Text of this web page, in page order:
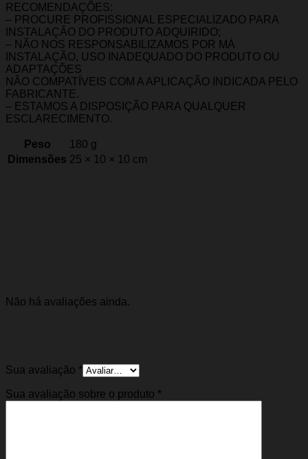
RECOMENDAÇÕES:
– PROCURE PROFISSIONAL ESPECIALIZADO PARA
INSTALAÇÃO DO PRODUTO ADQUIRIDO;
– NÃO NOS RESPONSABILIZAMOS POR MÁ
INSTALAÇÃO, USO INADEQUADO DO PRODUTO OU
ADAPTAÇÕES
NÃO COMPATÍVEIS COM A APLICAÇÃO INDICADA PELO
FABRICANTE.
– ESTAMOS A DISPOSIÇÃO PARA QUALQUER
ESCLARECIMENTO.
Peso
180 g
Dimensões 25 × 10 × 10 cm
Não há avaliações ainda.
Sua avaliação *
Sua avaliação sobre o produto *